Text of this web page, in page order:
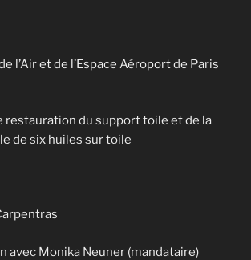
l’Air et de l’Espace Aéroport de Paris
restauration du support toile et de la
de six huiles sur toile
avec Monika Neuner (mandataire)